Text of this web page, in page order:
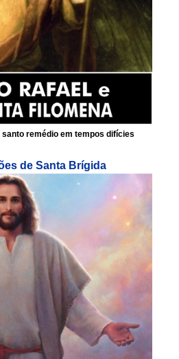
remédio em tempos difícies
de Santa Brígida